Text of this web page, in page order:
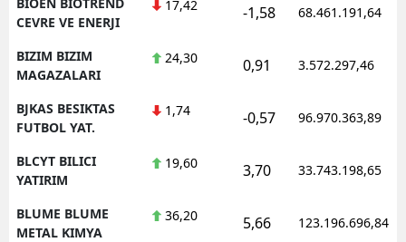
CEVRE VE ENERJI
17,42 -1,58 68.461.191,64
BIZIM BIZIM
MAGAZALARI
24,30 0,91 3.572.297,46
BJKAS BESIKTAS
FUTBOL YAT.
1,74 -0,57 96.970.363,89
BLCYT BILICI
YATIRIM
19,60 3,70 33.743.198,65
BLUME BLUME
METAL KIMYA
36,20 5,66 123.196.696,84